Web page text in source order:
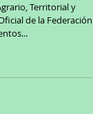
Territorial y
de la Federación